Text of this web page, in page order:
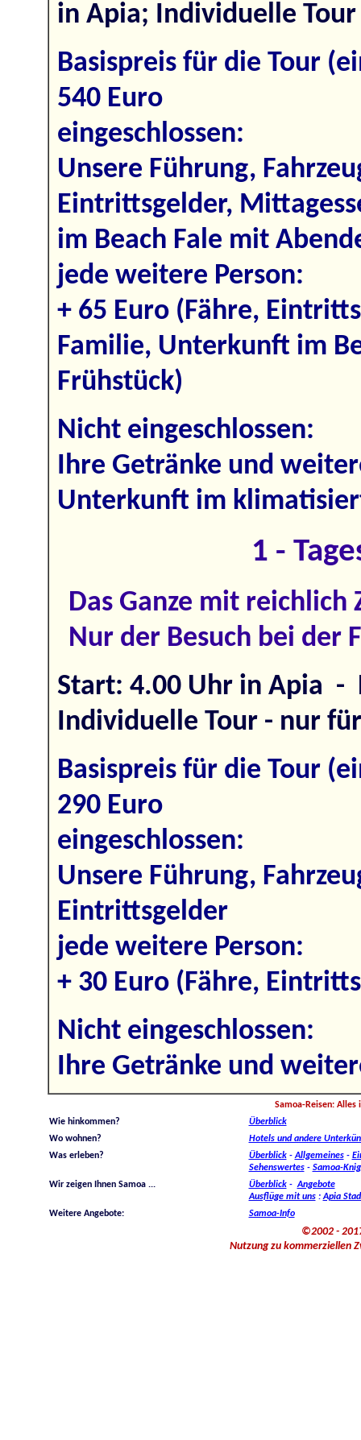
in Apia; Individuelle
Basispreis für die Tour
540 Euro
eingeschlossen:
Unsere Führung,
Eintrittsgelder,
im Beach Fale mit
jede weitere Person:
+ 65 Euro (Fähre,
Familie, Unterkunft im
Frühstück)
Nicht eingeschlossen:
Ihre Getränke und
Unterkunft im
1 -
Das Ganze mit reichlich
Nur der Besuch bei der
Start: 4.00 Uhr in Apia -
Individuelle Tour - nur
Basispreis für die Tour
290 Euro
eingeschlossen:
Unsere Führung,
Eintrittsgelder
jede weitere Person:
+ 30 Euro (Fähre,
Nicht eingeschlossen:
Ihre Getränke und
Samoa-Reisen: Alles
Wie hinkommen?
Überblick
Wo wohnen?
Hotels und andere
Was erleben?
Überblick-Allgemeines-
Sehenswertes- Samoa-
Wir zeigen Ihnen Samoa ...
Überblick- Angebote
Ausflüge mit uns:Apia
Weitere Angebote:
Samoa-Info
©2002 -
Nutzung zu kommerziellen